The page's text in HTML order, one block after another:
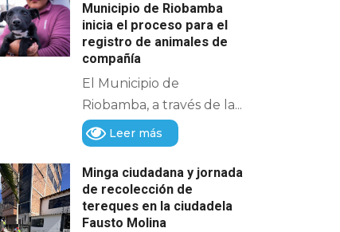
Municipio de Riobamba
inicia el proceso para el
registro de animales de
compañía
El Municipio de
Riobamba, a través de la...
Leer más
Minga ciudadana y jornada
de recolección de
tereques en la ciudadela
Fausto Molina